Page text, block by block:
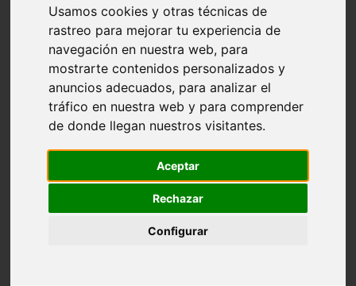
Usamos cookies y otras técnicas de
rastreo para mejorar tu experiencia de
navegación en nuestra web, para
mostrarte contenidos personalizados y
anuncios adecuados, para analizar el
tráfico en nuestra web y para comprender
de donde llegan nuestros visitantes.
Aceptar
Rechazar
Configurar
Granada - monachil
Huesca - isábena
Huesca - alquézar
Huesca - castejón-de-sos
Sevilla - marinaleda
Córdoba - almedinilla
Navarra - zangoza
Cantabria - arenas-de-iguña
Barcelona - la-pobla-de-lillet
Las-palmas - yaiza
Valladolid - fuensaldaña